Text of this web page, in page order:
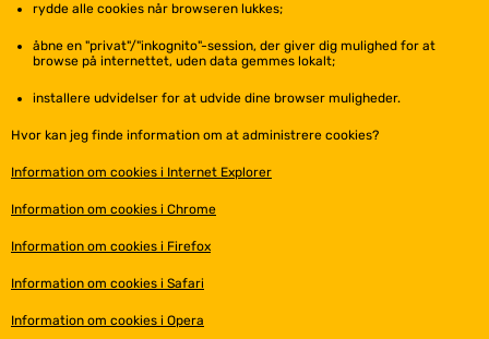
rydde alle cookies når browseren lukkes;
åbne en "privat"/"inkognito"-session, der giver dig mulighed for at
browse på internettet, uden data gemmes lokalt;
installere udvidelser for at udvide dine browser muligheder.
Hvor kan jeg finde information om at administrere cookies?
Information om cookies i Internet Explorer
Information om cookies i Chrome
Information om cookies i Firefox
Information om cookies i Safari
Information om cookies i Opera